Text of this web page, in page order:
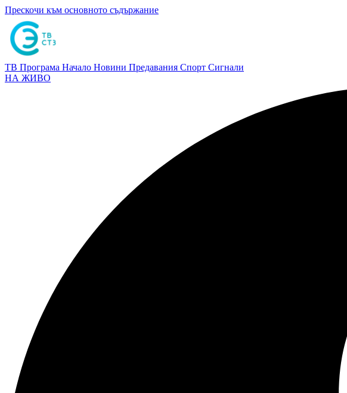
Прескочи към основното съдържание
ТВ Програма Начало Новини Предавания Спорт Сигнали
НА ЖИВО